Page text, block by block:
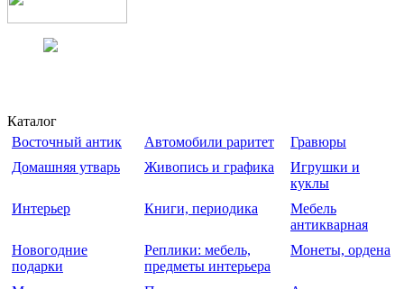
Каталог
Восточный антик
Автомобили раритет
Гравюры
Домашняя утварь
Живопись и графика
Игрушки и
куклы
Интерьер
Книги, периодика
Мебель
антикварная
Новогодние
подарки
Реплики: мебель,
предметы интерьера
Монеты, ордена